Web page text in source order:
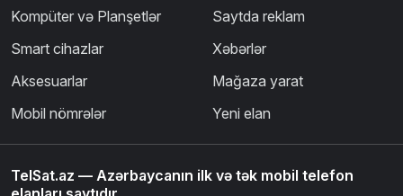
Kompüter və Planşetlər
Smart cihazlar
Aksesuarlar
Mobil nömrələr
Saytda reklam
Xəbərlər
Mağaza yarat
Yeni elan
TelSat.az — Azərbaycanın ilk və tək mobil telefon